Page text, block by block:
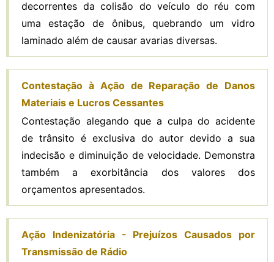
decorrentes da colisão do veículo do réu com
uma estação de ônibus, quebrando um vidro
laminado além de causar avarias diversas.
Contestação à Ação de Reparação de Danos
Materiais e Lucros Cessantes
Contestação alegando que a culpa do acidente
de trânsito é exclusiva do autor devido a sua
indecisão e diminuição de velocidade. Demonstra
também a exorbitância dos valores dos
orçamentos apresentados.
Ação Indenizatória - Prejuízos Causados por
Transmissão de Rádio